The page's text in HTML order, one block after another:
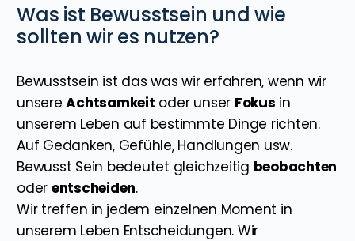
Was ist Bewusstsein und wie
sollten wir es nutzen?
Bewusstsein ist das was wir erfahren, wenn wir
unsereAchtsamkeit oder unser Fokus in
unserem Leben auf bestimmte Dinge richten.
Auf Gedanken, Gefühle, Handlungen usw.
Bewusst Sein bedeutet gleichzeitig beobachten
oder entscheiden.
Wir treffen in jedem einzelnen Moment in
unserem Leben Entscheidungen. Wir